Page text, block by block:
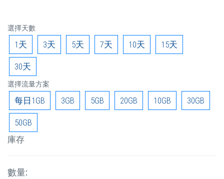
選擇天數
1天 3天 5天 7天 10天 15天
30天
選擇流量方案
每日1GB 3GB 5GB 20GB 10GB 30GB
50GB
庫存
數量: